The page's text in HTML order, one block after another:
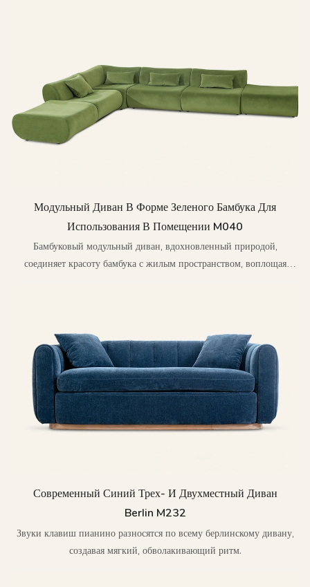
Модульный Диван В Форме Зеленого Бамбука Для
Использования В Помещении M040
Бамбуковый модульный диван, вдохновленный природой,
соединяет красоту бамбука с жилым пространством, воплощая
Современный Синий Трех- И Двухместный Диван
Berlin M232
Звуки клавиш пианино разносятся по всему берлинскому дивану,
создавая мягкий, обволакивающий ритм.